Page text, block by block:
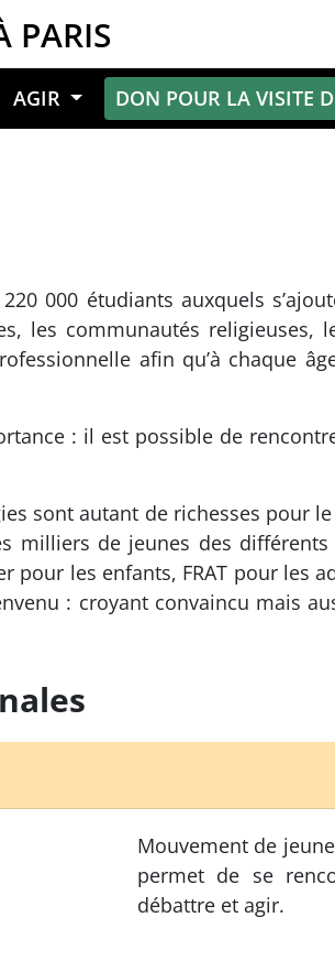
PARIS
AGIR DON POUR LA VISITE
000 étudiants auxquels
les communautés religieuses,
afin qu’à chaque
: il est possible de
sont autant de richesses pour
de jeunes des
pour les enfants, FRAT pour les
: croyant convaincu mais
Mouvement de
permet de se
débattre et agir.